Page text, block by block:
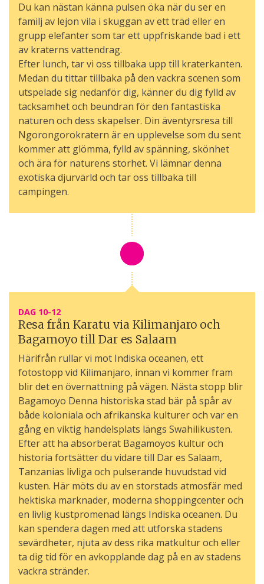
Du kan nästan känna pulsen öka när du ser en
familj av lejon vila i skuggan av ett träd eller en
grupp elefanter som tar ett uppfriskande bad i ett
av kraterns vattendrag.
Efter lunch, tar vi oss tillbaka upp till kraterkanten.
Medan du tittar tillbaka på den vackra scenen som
utspelade sig nedanför dig, känner du dig fylld av
tacksamhet och beundran för den fantastiska
naturen och dess skapelser. Din äventyrsresa till
Ngorongorokratern är en upplevelse som du sent
kommer att glömma, fylld av spänning, skönhet
och ära för naturens storhet. Vi lämnar denna
exotiska djurvärld och tar oss tillbaka till
campingen.
DAG 10-12
Resa från Karatu via Kilimanjaro och
Bagamoyo till Dar es Salaam
Härifrån rullar vi mot Indiska oceanen, ett
fotostopp vid Kilimanjaro, innan vi kommer fram
blir det en övernattning på vägen. Nästa stopp blir
Bagamoyo Denna historiska stad bär på spår av
både koloniala och afrikanska kulturer och var en
gång en viktig handelsplats längs Swahilikusten.
Efter att ha absorberat Bagamoyos kultur och
historia fortsätter du vidare till Dar es Salaam,
Tanzanias livliga och pulserande huvudstad vid
kusten. Här möts du av en storstads atmosfär med
hektiska marknader, moderna shoppingcenter och
en livlig kustpromenad längs Indiska oceanen. Du
kan spendera dagen med att utforska stadens
sevärdheter, njuta av dess rika matkultur och eller
ta dig tid för en avkopplande dag på en av stadens
vackra stränder.